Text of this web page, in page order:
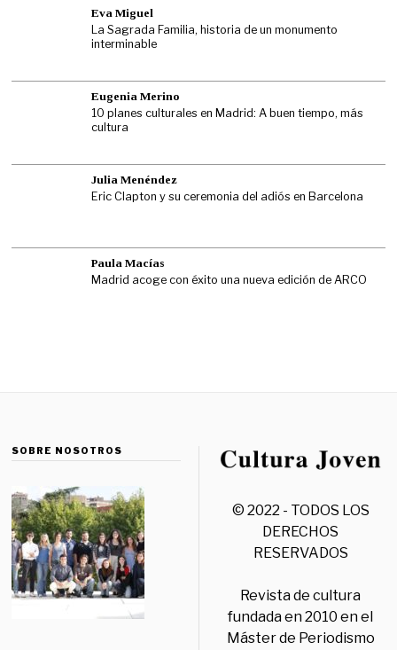
Eva Miguel
La Sagrada Familia, historia de un monumento
interminable
Eugenia Merino
10 planes culturales en Madrid: A buen tiempo, más
cultura
Julia Menéndez
Eric Clapton y su ceremonia del adiós en Barcelona
Paula Macías
Madrid acoge con éxito una nueva edición de ARCO
SOBRE NOSOTROS
© 2022 - TODOS LOS
DERECHOS
RESERVADOS
Revista de cultura
fundada en 2010 en el
Máster de Periodismo